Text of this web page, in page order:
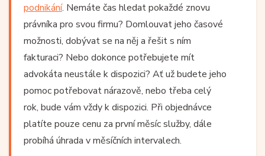
podnikání. Nemáte čas hledat pokaždé znovu
právníka pro svou firmu? Domlouvat jeho časové
možnosti, dobývat se na něj a řešit s ním
fakturaci? Nebo dokonce potřebujete mít
advokáta neustále k dispozici? Ať už budete jeho
pomoc potřebovat nárazově, nebo třeba celý
rok, bude vám vždy k dispozici. Při objednávce
platíte pouze cenu za první měsíc služby, dále
probíhá úhrada v měsíčních intervalech.